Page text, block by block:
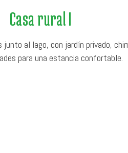
Casa rural I
al lago, con jardín privado,
para una estancia confortable.